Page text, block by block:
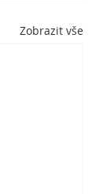
Zobrazit vše